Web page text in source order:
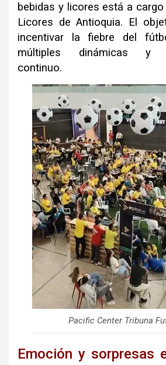
bebidas y licores está a
Licores de Antioquia. El
incentivar la fiebre del
múltiples dinámicas y
continuo.
Pacific Center Tribuna
Emoción y sorpresas